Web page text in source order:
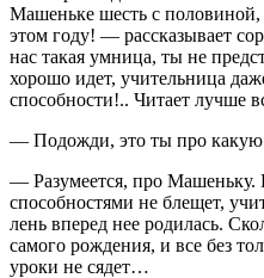
Машеньке шесть с
этом году! — рассказывает
нас такая умница, ты не
хорошо идет, учительница
способности!.. Читает лучше
— Подожди, это ты про какую
— Разумеется, про Машеньку.
способностями не блещет,
лень вперед нее родилась.
самого рождения, и все без
уроки не сядет…